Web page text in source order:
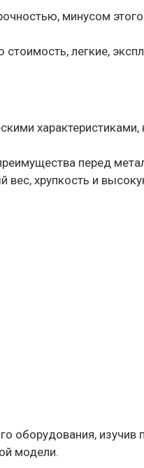
минусом этого
легкие,
перед
хрупкость и
оборудования,
модели.